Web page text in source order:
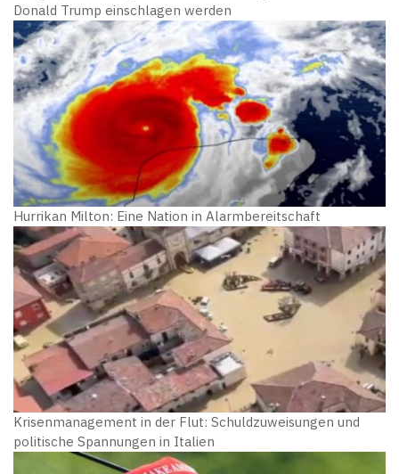
Donald Trump einschlagen werden
Hurrikan Milton: Eine Nation in Alarmbereitschaft
Krisenmanagement in der Flut: Schuldzuweisungen und
politische Spannungen in Italien